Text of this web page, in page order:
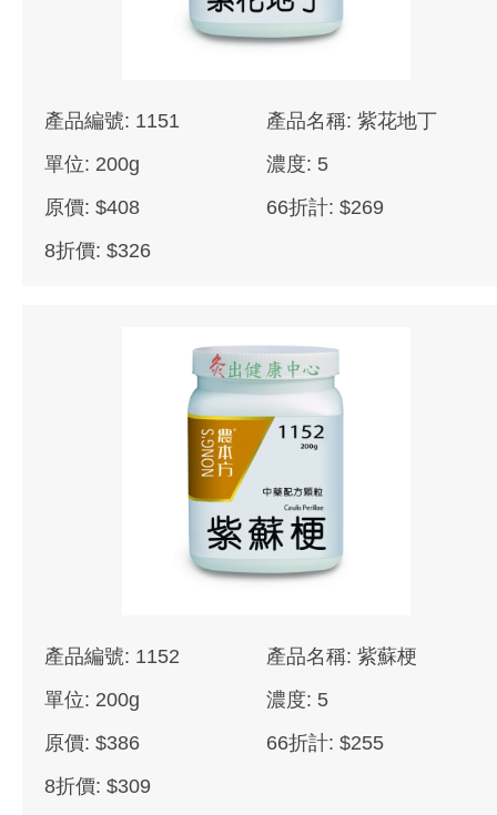
產品編號: 1151
產品名稱: 紫花地丁
單位: 200g
濃度: 5
原價: $408
66折計: $269
8折價: $326
產品編號: 1152
產品名稱: 紫蘇梗
單位: 200g
濃度: 5
原價: $386
66折計: $255
8折價: $309